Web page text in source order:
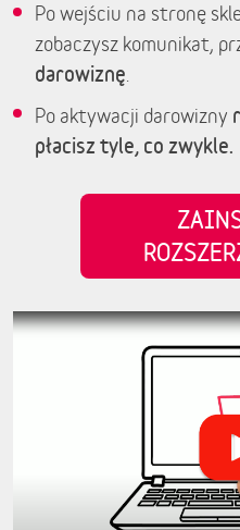
Po wejściu na stronę
zobaczysz komunikat,
darowiznę
Po aktywacji darowizny
płacisz tyle, co zwykle.